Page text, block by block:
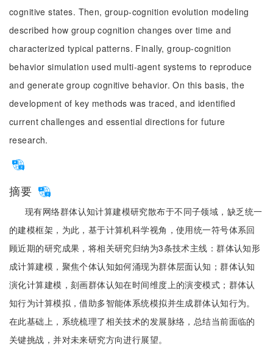
cognitive states. Then, group-cognition evolution modeling
described how group cognition changes over time and
characterized typical patterns. Finally, group-cognition
behavior simulation used multi-agent systems to reproduce
and generate group cognitive behavior. On this basis, the
development of key methods was traced, and identified
current challenges and essential directions for future
research.
摘要
现有网络群体认知计算建模研究散布于不同子领域，缺乏统一
的建模框架，为此，基于计算机科学视角，使用统一符号体系回
顾近期的研究成果，将相关研究归纳为3条技术主线：群体认知形
成计算建模，聚焦个体认知如何涌现为群体层面认知；群体认知
演化计算建模，刻画群体认知在时间维度上的演变模式；群体认
知行为计算模拟，借助多智能体系统模拟并生成群体认知行为。
在此基础上，系统梳理了相关技术的发展脉络，总结当前面临的
关键挑战，并对未来研究方向进行展望。